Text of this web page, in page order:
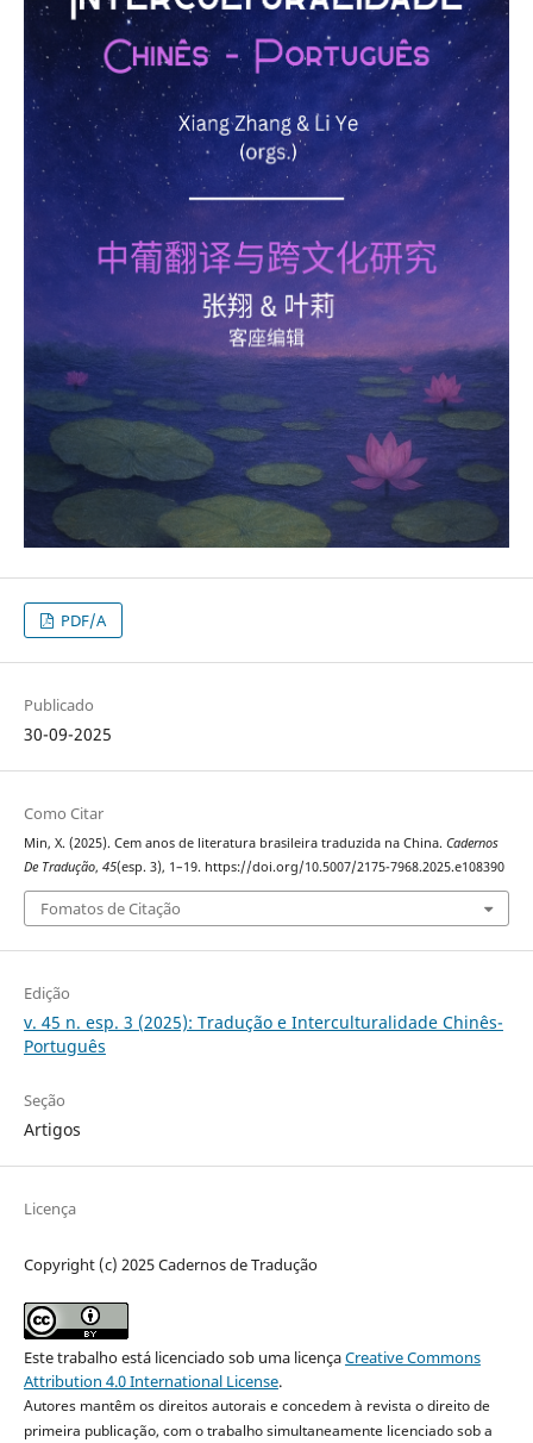
PDF/A
Publicado
30-09-2025
Como Citar
Min, X. (2025). Cem anos de literatura brasileira traduzida na China. Cadernos
De Tradução, 45(esp. 3), 1–19. https://doi.org/10.5007/2175-7968.2025.e108390
Fomatos de Citação
Edição
v. 45 n. esp. 3 (2025): Tradução e Interculturalidade Chinês-
Português
Seção
Artigos
Licença
Copyright (c) 2025 Cadernos de Tradução
Este trabalho está licenciado sob uma licençaCreative Commons
Attribution 4.0 International License.
Autores mantêm os direitos autorais e concedem à revista o direito de
primeira publicação, com o trabalho simultaneamente licenciado sob a